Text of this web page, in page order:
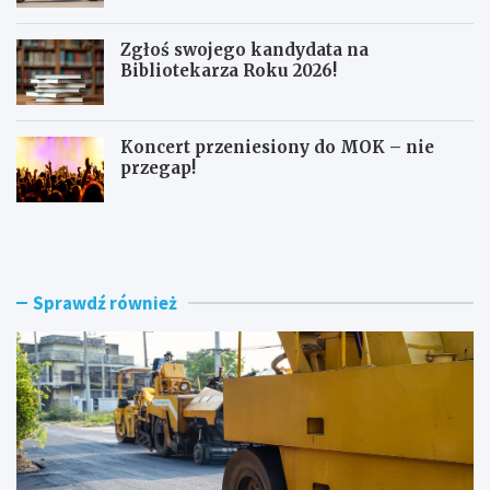
Zgłoś swojego kandydata na
Bibliotekarza Roku 2026!
Koncert przeniesiony do MOK – nie
przegap!
N
o
d
o
i
m
o
d
e
B
e
z
n
a
j
a
z
d
Sprawdź również